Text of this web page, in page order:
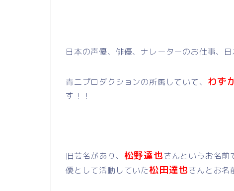
日本の声優、俳優、ナレーターのお仕事、
青二プロダクションの所属していて、 わず
す！！
旧芸名があり、 松野達也さんというお名前
優として活動していた松田達也さんとお名